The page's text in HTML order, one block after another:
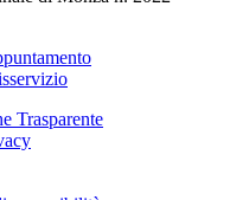
Trasparente